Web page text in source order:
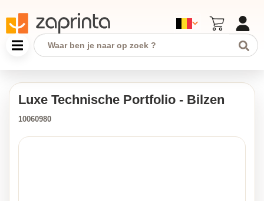
Luxe Technische Portfolio - Bilzen
10060980